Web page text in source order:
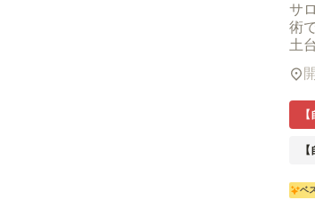
サ
術
土
ベ